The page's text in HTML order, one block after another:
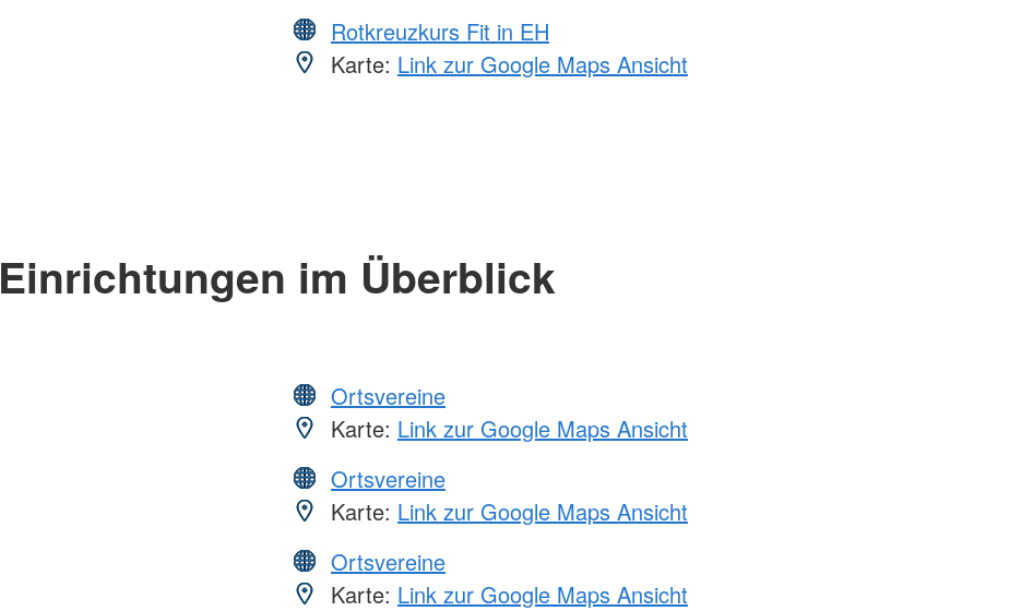
Rotkreuzkurs Fit in EH
Karte: Link zur Google Maps Ansicht
Einrichtungen im Überblick
Ortsvereine
Karte: Link zur Google Maps Ansicht
Ortsvereine
Karte: Link zur Google Maps Ansicht
Ortsvereine
Karte: Link zur Google Maps Ansicht